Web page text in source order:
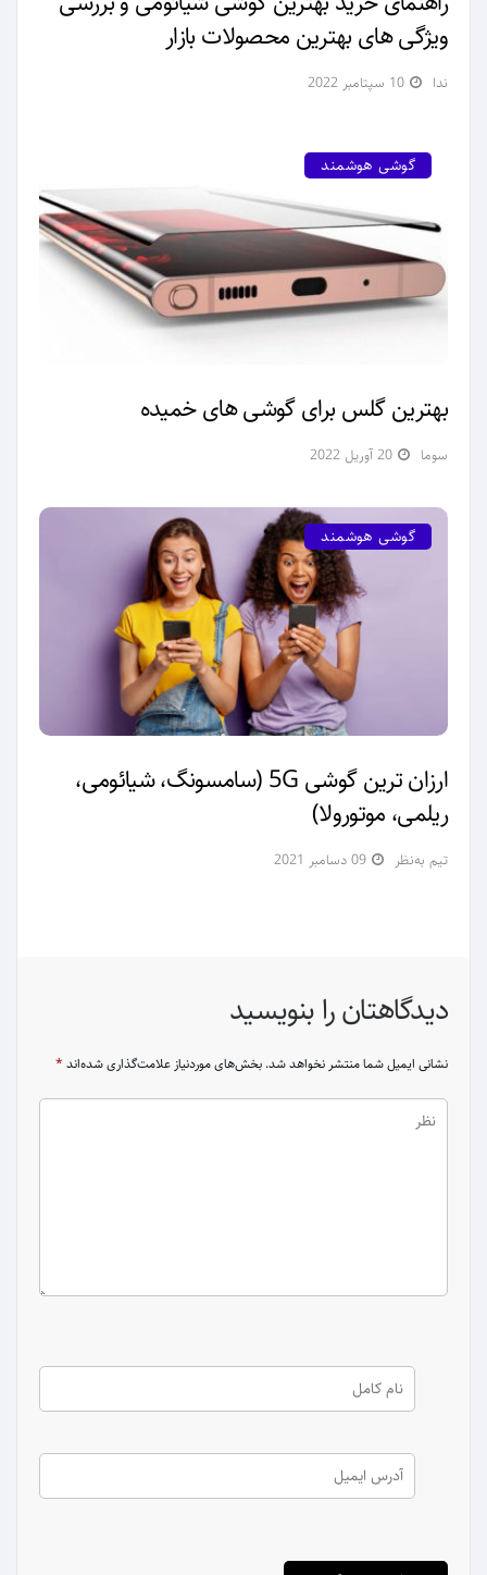
ویژگی‌ های بهترین محصولات بازار
ندا 10 سپتامبر 2022
گوشی هوشمند
بهترین گلس برای گوشی های خمیده
سوما 20 آوریل 2022
گوشی هوشمند
ارزان ترین گوشی 5G (سامسونگ، شیائومی،
ریلمی، موتورولا)
تیم به‌نظر 09 دسامبر 2021
دیدگاهتان را بنویسید
نشانی ایمیل شما منتشر نخواهد شد. بخش‌های موردنیاز علامت‌گذاری شده‌اند *